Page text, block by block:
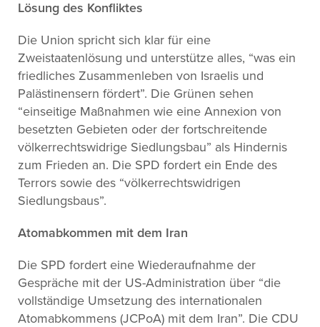
Lösung des Konfliktes
Die Union spricht sich klar für eine
Zweistaatenlösung und unterstütze alles, “was ein
friedliches Zusammenleben von Israelis und
Palästinensern fördert”. Die Grünen sehen
“einseitige Maßnahmen wie eine Annexion von
besetzten Gebieten oder der fortschreitende
völkerrechtswidrige Siedlungsbau” als Hindernis
zum Frieden an. Die SPD fordert ein Ende des
Terrors sowie des “völkerrechtswidrigen
Siedlungsbaus”.
Atomabkommen mit dem Iran
Die SPD fordert eine Wiederaufnahme der
Gespräche mit der US-Administration über “die
vollständige Umsetzung des internationalen
Atomabkommens (JCPoA) mit dem Iran”. Die CDU